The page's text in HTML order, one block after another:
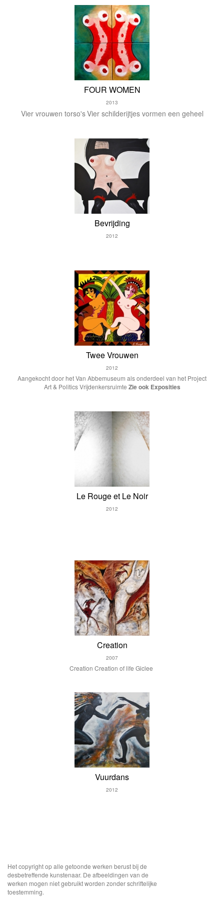
FOUR WOMEN
2013
Vier vrouwen torso'sVier schilderijtjes vormen een geheel
Bevrijding
2012
Twee Vrouwen
2012
Aangekocht door het Van Abbemuseum als onderdeel van het Project
Art & Politics Vrijdenkersruimte Zie ook Exposities
Le Rouge et Le Noir
2012
Creation
2007
Creation Creation of life Giclee
Vuurdans
2012
Het copyright op alle getoonde werken berust bij de
desbetreffende kunstenaar. De afbeeldingen van de
werken mogen niet gebruikt worden zonder schriftelijke
toestemming.